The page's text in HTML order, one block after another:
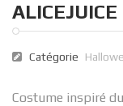
ALICEJUICE
Catégorie
Costume inspiré